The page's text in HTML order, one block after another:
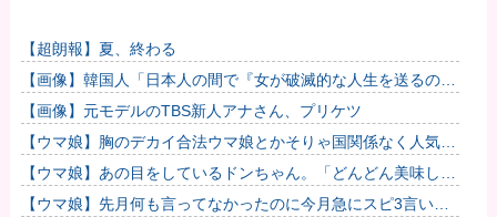
【超朗報】夏、終わる
【画像】韓国人「日本人の間で『女が破滅的な人生を送るのを
楽しむ陰湿な趣味』が流行っている」119万バズ
【画像】元モデルのTBS新人アナさん、プリケツ
【ウマ娘】胸のデカイ合法ウマ娘とかそりゃ国関係なく人気出
るわな
【ウマ娘】あの目をしているドンちゃん。「どんどん美味しく
実る…♡」
【ウマ娘】先月何も言ってなかったのに今月急にスピ3言い出